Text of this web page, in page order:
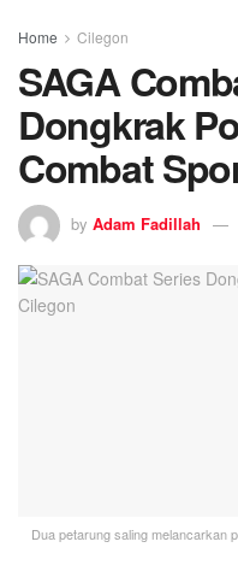
Home Cilegon
SAGA
Dongkrak
Combat
by Adam Fadillah
Dua petarung saling melancarkan